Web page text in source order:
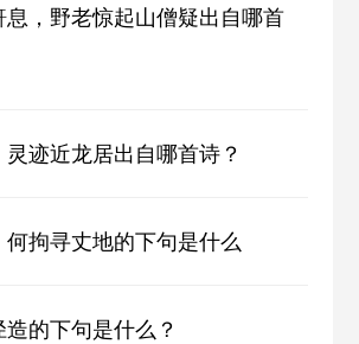
，野老惊起山僧疑出自哪首
迹近龙居出自哪首诗？
拘寻丈地的下句是什么
的下句是什么？